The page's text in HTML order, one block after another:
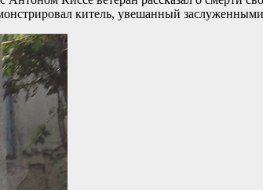
китель, увешанный